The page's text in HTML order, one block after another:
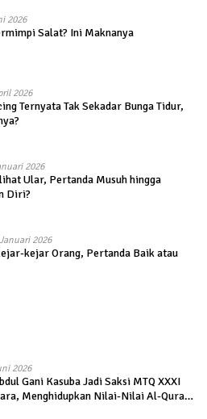
2026
Salat? Ini Maknanya
2026
Ternyata Tak Sekadar Bunga Tidur,
2026
Ular, Pertanda Musuh hingga
Diri?
2026
kejar Orang, Pertanda Baik atau
2026
Gani Kasuba Jadi Saksi MTQ XXXI
Menghidupkan Nilai-Nilai Al-Quran